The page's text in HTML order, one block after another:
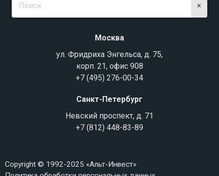
×
Москва
ул. Фридриха Энгельса, д. 75,
корп. 21, офис 908
+7 (495) 276-00-34
Санкт-Петербург
Невский проспект, д. 71
+7 (812) 448-83-89
Copyright © 1992-2025 «Альт-Инвест»